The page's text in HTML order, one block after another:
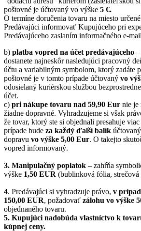
poštovné je účtovaný vo výške 5 €.
O termíne doručenia tovaru na miesto
Predávajúci informovať Kupujúceho pri
Predávajúceho zaslaním informačného e-
b) platba vopred na účet predávajúceho
dostanete najneskôr nasledujúci pracovný
účtu a variabilným symbolom, ktorý zadáte
poštovné je v tomto prípade účtovaný vo
odosielaný kuriérskou službou
účet.
c) pri nákupe tovaru nad 59,90 Eur nie je
žiadne dopravné. Vyhradzujeme si však
že tovar, ktorý ste si objednali presahuje
prípade bude za každý ďalší balík
dopravu vo výške 5,00 Eur. O takejto
vopred informovaný.
3. Manipulačný poplatok – zahŕňa
výške 1,50 EUR (bublinková fólia,
4. Predávajúci si vyhradzuje právo, v
150,00 EUR, požadovať zálohu vo výške
objednaného tovaru.
5. Kupujúci nadobúda vlastníctvo k
kúpnej ceny.